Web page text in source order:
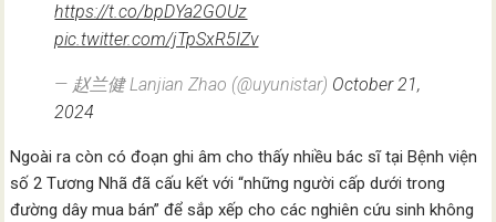
https://t.co/bpDYa2GOUz
pic.twitter.com/jTpSxR5IZv
— 赵兰健 Lanjian Zhao (@uyunistar) October 21,
2024
Ngoài ra còn có đoạn ghi âm cho thấy nhiều bác sĩ tại Bệnh viện
số 2 Tương Nhã đã cấu kết với “những người cấp dưới trong
đường dây mua bán” để sắp xếp cho các nghiên cứu sinh không